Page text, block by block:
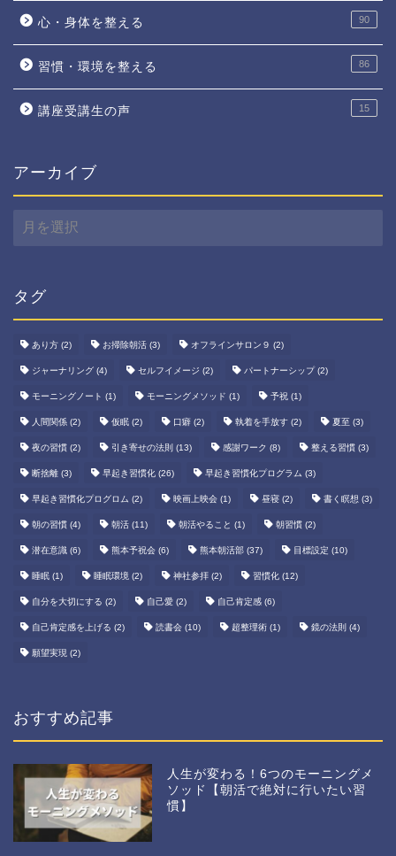
心・身体を整える 90
習慣・環境を整える 86
講座受講生の声 15
アーカイブ
ー
ブ
タグ
あり方 (2) お掃除朝活 (3) オフラインサロン９ (2)
ジャーナリング (4) セルフイメージ (2) パートナーシップ(2)
モーニングノート (1) モーニングメソッド (1) 予祝 (1)
人間関係 (2) 仮眠 (2) 口癖 (2) 執着を手放す (2) 夏至 (3)
夜の習慣 (2) 引き寄せの法則 (13) 感謝ワーク (8) 整える習慣 (3)
断捨離 (3) 早起き習慣化 (26) 早起き習慣化プログラム (3)
早起き習慣化プログロム (2) 映画上映会 (1) 昼寝 (2) 書く瞑想 (3)
朝の習慣 (4) 朝活 (11) 朝活やること (1) 朝習慣 (2)
潜在意識 (6) 熊本予祝会 (6) 熊本朝活部 (37) 目標設定 (10)
睡眠 (1) 睡眠環境 (2) 神社参拝 (2) 習慣化 (12)
自分を大切にする (2) 自己愛 (2) 自己肯定感 (6)
自己肯定感を上げる (2) 読書会 (10) 超整理術 (1) 鏡の法則 (4)
願望実現 (2)
おすすめ記事
人生が変わる！6つのモーニングメ
ソッド【朝活で絶対に行いたい習
慣】